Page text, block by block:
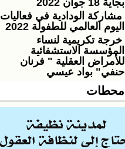
بجاية 18 جوان 2022
مشاركة الودادية في فعاليات
اليوم العالمي للطفولة 2022
خرجة تكريمية لنساء
المؤسسة الاستشفائية
للأمراض العقلية " فرنان
حنفي" بواد عيسي
محطات